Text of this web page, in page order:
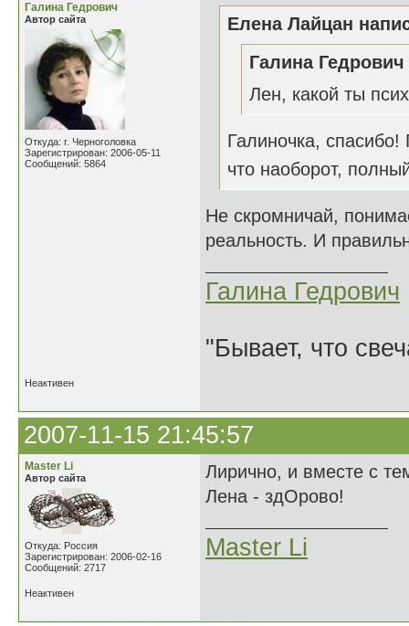
Галина Гедрович
Автор сайта
Откуда: г. Черноголовка
Зарегистрирован: 2006-05-11
Сообщений: 5864
Елена Лайцан
Галина
Лен, какой ты
Галиночка,
что наоборот,
Не скромничай,
реальность. И
Галина Гедрович
"Бывает, что
Неактивен
2007-11-15 21:45:57
Master Li
Автор сайта
Откуда: Россия
Зарегистрирован: 2006-02-16
Сообщений: 2717
Лирично, и вместе с
Лена - здОрово!
Master Li
Неактивен